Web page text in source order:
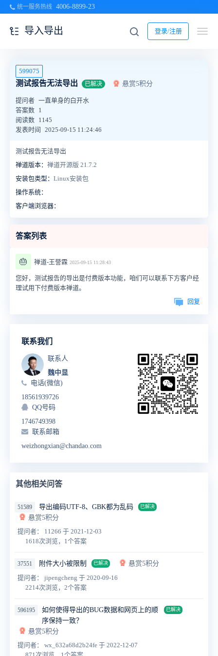
统一服务热线 4006-8899-23
登录/注册
导入导出
599075
测试报告无法导出 已解决 悬赏5积分
提问者 一直单身的白开水
答案数 1
阅读数 1145
发表时间
2025-09-15 11:24:46
测试报告无法导出
禅道版本： 禅道开源版 21.7.2
安装包类型： Linux安装包
操作系统：
客户端浏览器：
答案列表
🎂 禅道-王誉霖 2025-09-15 11:28:43
您好，测试报告的导出是付费版本功能，咱们可以联系下方客户经
理试用下付费版本禅道。
回复
联系我们
联系人
魏中显
电话(微信)
18561939726
QQ号码
1746749398
联系邮箱
weizhongxian@chandao.com
其他相关问答
51589 导出编码UTF-8、GBK都为乱码 已解决
悬赏5积分
提问者： 11266 于 2021-12-03
1618次浏览，1个答案
37551 附件大小被限制 已解决
悬赏5积分
提问者： jipengcheng 于 2020-09-16
2214次浏览，2个答案
596195
如何使得导出的BUG数据和网页上的顺
序保持一致？
已解决
悬赏5积分
提问者： wx_632a68d2b24fe 于 2022-12-07